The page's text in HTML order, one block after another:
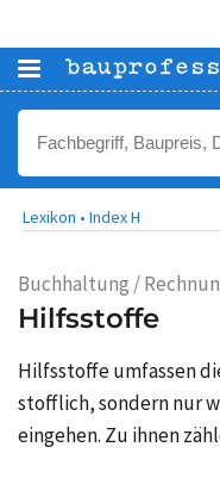
Lexikon • Index H
Buchhaltung /
Hilfsstoffe
Hilfsstoffe umfassen
stofflich, sondern nur
eingehen. Zu ihnen